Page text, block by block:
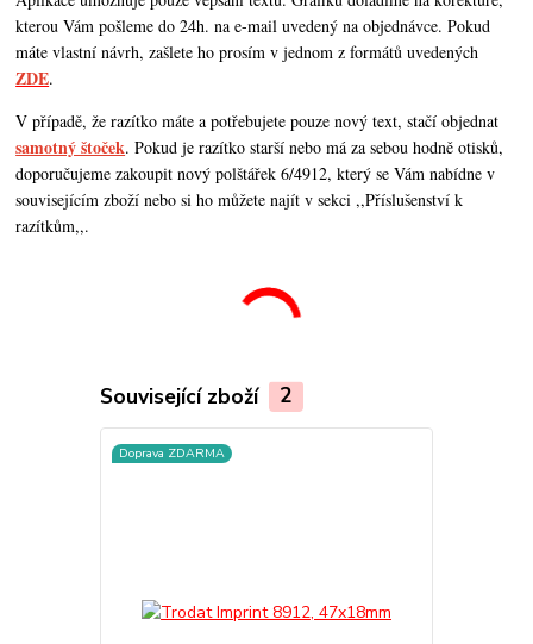
kterou Vám pošleme do 24h. na e-mail uvedený na objednávce. Pokud
máte vlastní návrh,zašlete ho prosím v jednom z formátů uvedených
ZDE.
V případě, že razítko máte a potřebujete pouze nový text, stačí objednat
samotný štoček. Pokud je razítko starší nebo má za sebou hodně otisků,
doporučujeme zakoupit nový polštářek 6/4912, který se Vám nabídne v
souvisejícím zboží nebo si ho můžete najít v sekci ,,Příslušenství k
razítkům,,.
Související zboží 2
Doprava ZDARMA